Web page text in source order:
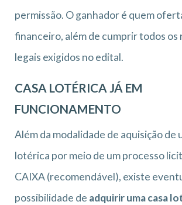
permissão. O ganhador é quem
financeiro, além de cumprir todos os
legais exigidos no edital.
CASA LOTÉRICA JÁ EM
FUNCIONAMENTO
Além da modalidade de aquisição de
lotérica por meio de um processo
CAIXA (recomendável), existe
possibilidade de adquirir uma casa